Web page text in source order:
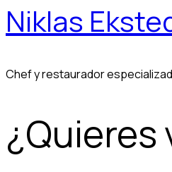
Niklas
Chef y restaurador